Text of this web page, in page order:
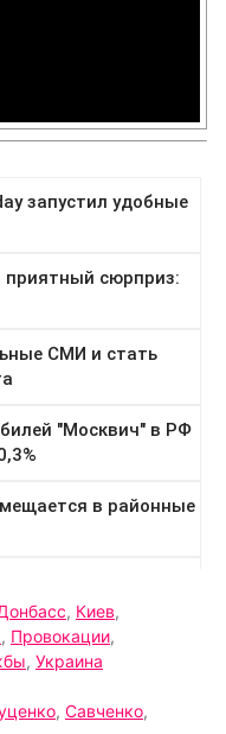
, Киев,
, Провокации,
, Украина
, Савченко,